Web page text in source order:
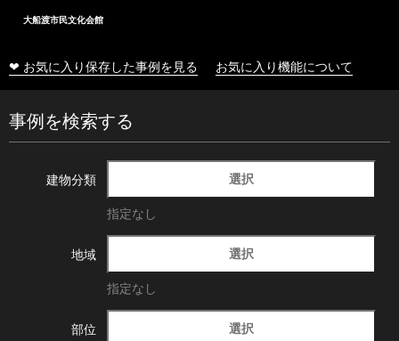
大船渡市民文化会館
❤ お気に入り保存した事例を見る お気に入り機能について
事例を検索する
建物分類 選択
指定なし
地域 選択
指定なし
部位 選択